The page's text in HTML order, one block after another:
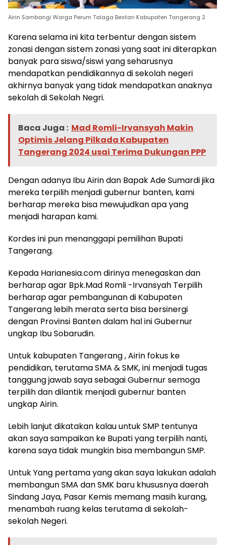
Airin Sambangi Warga Perum Talaga Bestari Kabupaten Tangerang 2
Karena selama ini kita terbentur dengan sistem
zonasi dengan sistem zonasi yang saat ini diterapkan
banyak para siswa/siswi yang seharusnya
mendapatkan pendidikannya di sekolah negeri
akhirnya banyak yang tidak mendapatkan anaknya
sekolah di Sekolah Negri.
Baca Juga : Mad Romli-Irvansyah Makin
Optimis Jelang Pilkada Kabupaten
Tangerang 2024 usai Terima Dukungan PPP
Dengan adanya Ibu Airin dan Bapak Ade Sumardi jika
mereka terpilih menjadi gubernur banten, kami
berharap mereka bisa mewujudkan apa yang
menjadi harapan kami.
Kordes ini pun menanggapi pemilihan Bupati
Tangerang.
Kepada Harianesia.com dirinya menegaskan dan
berharap agar Bpk.Mad Romli -Irvansyah Terpilih
berharap agar pembangunan di Kabupaten
Tangerang lebih merata serta bisa bersinergi
dengan Provinsi Banten dalam hal ini Gubernur
ungkap Ibu Sobarudin.
Untuk kabupaten Tangerang , Airin fokus ke
pendidikan, terutama SMA & SMK, ini menjadi tugas
tanggung jawab saya sebagai Gubernur semoga
terpilih dan dilantik menjadi gubernur banten
ungkap Airin.
Lebih lanjut dikatakan kalau untuk SMP tentunya
akan saya sampaikan ke Bupati yang terpilih nanti,
karena saya tidak mungkin bisa membangun SMP.
Untuk Yang pertama yang akan saya lakukan adalah
membangun SMA dan SMK baru khususnya daerah
Sindang Jaya, Pasar Kemis memang masih kurang,
menambah ruang kelas terutama di sekolah-
sekolah Negeri.